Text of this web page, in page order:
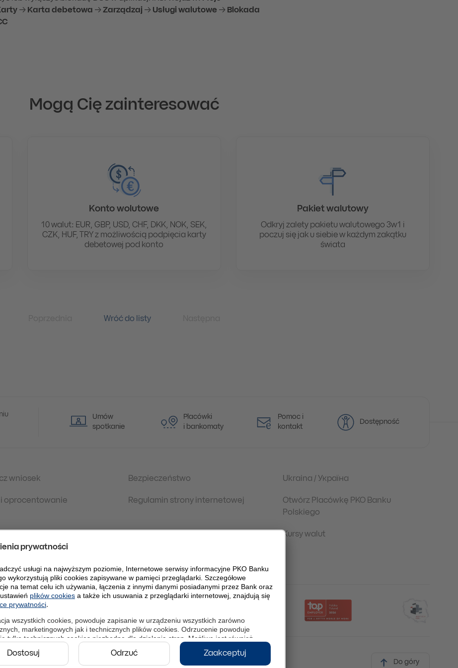
→ Karta debetowa → Zarządzaj → Usługi walutowe → Blokada
Mogą Cię zainteresować
Konto wolutowe
10 walut: EUR, GBP, USD, CHF, DKK, NOK, SEK,
CZK, HUF, TRY z możliwością podpięcia karty
debetowej pod konto
Pakiet walutowy
Odkryj zalety pakietu walutowego 3w1 i
poczuj się jak u siebie w każdym zakątku
świata
Wróć do listy
Umów
spotkanie
Placówki
i bankomaty
Pomoc i
kontakt
Dostępność
wniosek
i oprocentowanie
Bezpieczeństwo
Regulamin strony internetowej
Ukraina / Україна
Otwórz Placówkę PKO Banku
Polskiego
Kursy walut
Do góry